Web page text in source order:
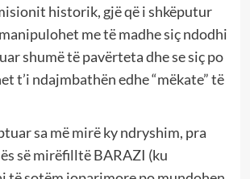
historik, gjë që i shkëputur
me të madhe siç ndodhi
shumë të pavërteta dhe se siç po
t’i ndajmbathën edhe “mëkate” të
sa më mirë ky ndryshim, pra
së mirëfilltë BARAZI (ku